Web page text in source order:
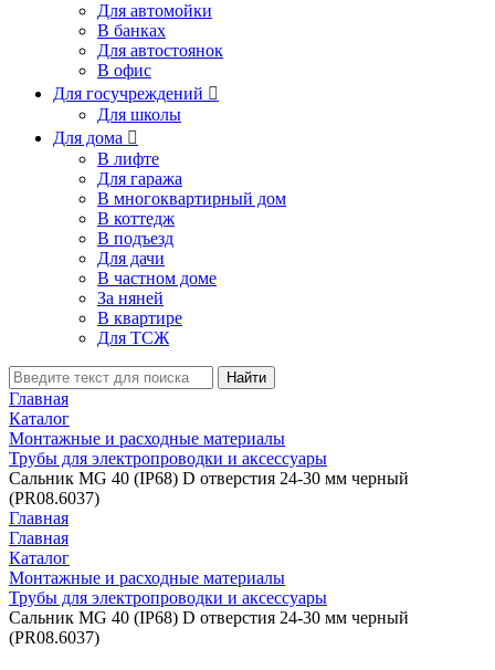
Для автомойки
В банках
Для автостоянок
В офис
Для госучреждений 
Для школы
Для дома 
В лифте
Для гаража
В многоквартирный дом
В коттедж
В подъезд
Для дачи
В частном доме
За няней
В квартире
Для ТСЖ
Найти
Главная
Каталог
Монтажные и расходные материалы
Трубы для электропроводки и аксессуары
Сальник MG 40 (IP68) D отверстия 24-30 мм черный
(PR08.6037)
Главная
Главная
Каталог
Монтажные и расходные материалы
Трубы для электропроводки и аксессуары
Сальник MG 40 (IP68) D отверстия 24-30 мм черный
(PR08.6037)